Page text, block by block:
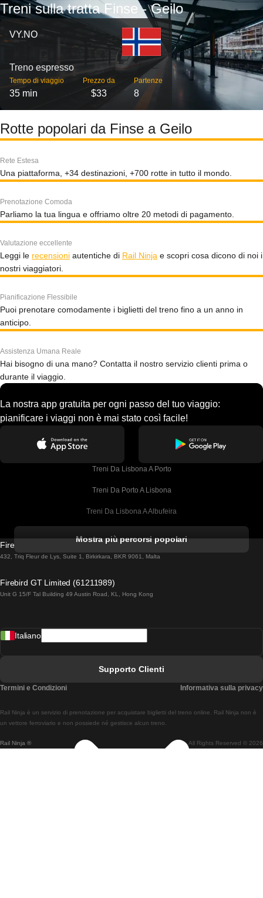
Treni sulla tratta Finse - Geilo
VY.NO
Treno espresso
Tempo di viaggio
35 min
Prezzo da
$33
Partenze
8
Rotte popolari da Finse a Geilo
Rete Estesa
Una piattaforma, +34 destinazioni, +700 rotte in tutto il mondo.
Prenotazione Comoda
Parliamo la tua lingua e offriamo oltre 20 metodi di pagamento.
Valutazione eccellente
Leggi le recensioni autentiche di Rail Ninja e scopri cosa dicono di noi i
nostri viaggiatori.
Pianificazione Flessibile
Puoi prenotare comodamente i biglietti del treno fino a un anno in
anticipo.
Assistenza Umana Reale
Hai bisogno di una mano? Contatta il nostro servizio clienti prima o
durante il viaggio.
La nostra app gratuita per ogni passo del tuo viaggio:
pianificare i viaggi non è mai stato così facile!
Treni Da Lisbona A Porto
Treni Da Porto A Lisbona
Treni Da Lisbona A Albufeira
Treni Da Lisbona A Lagos
Treni Da Lisbona A Madrid
Treni Da Lisbon A Braga
Treni Da Braga A Lisbona
Mostra più percorsi popolari
Firebird GT Limited (OC 1451)
432, Triq Fleur de Lys, Suite 1, Birkirkara, BKR 9061, Malta
Firebird GT Limited (61211989)
Unit G 15/F Tal Building 49 Austin Road, KL, Hong Kong
Rail Ninja ® All Rights Reserved © 2026
Rail Ninja è un servizio di prenotazione per acquistare biglietti del treno online. Rail Ninja non è
un vettore ferroviario e non possiede né gestisce alcun treno.
Italiano
Supporto Clienti
Termini e Condizioni Informativa sulla privacy